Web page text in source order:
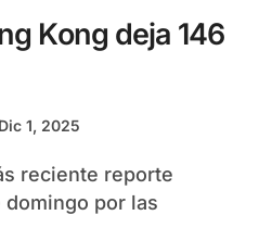
Kong deja 146
Dic 1, 2025
por las